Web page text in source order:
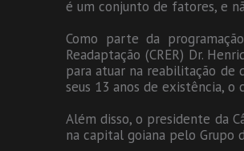
é um conjunto de fatores, e
Como parte da
Readaptação (CRER) Dr.
para atuar na reabilitação de
seus 13 anos de existência,
Além disso, o presidente da
na capital goiana pelo Grupo